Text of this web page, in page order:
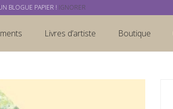
Livres d’artiste Boutique
BLOGUE PAPIER ! IGNORER